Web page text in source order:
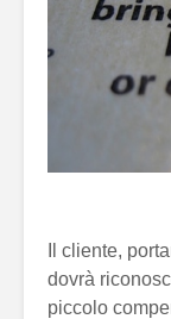
Il cliente,
dovrà
piccolo